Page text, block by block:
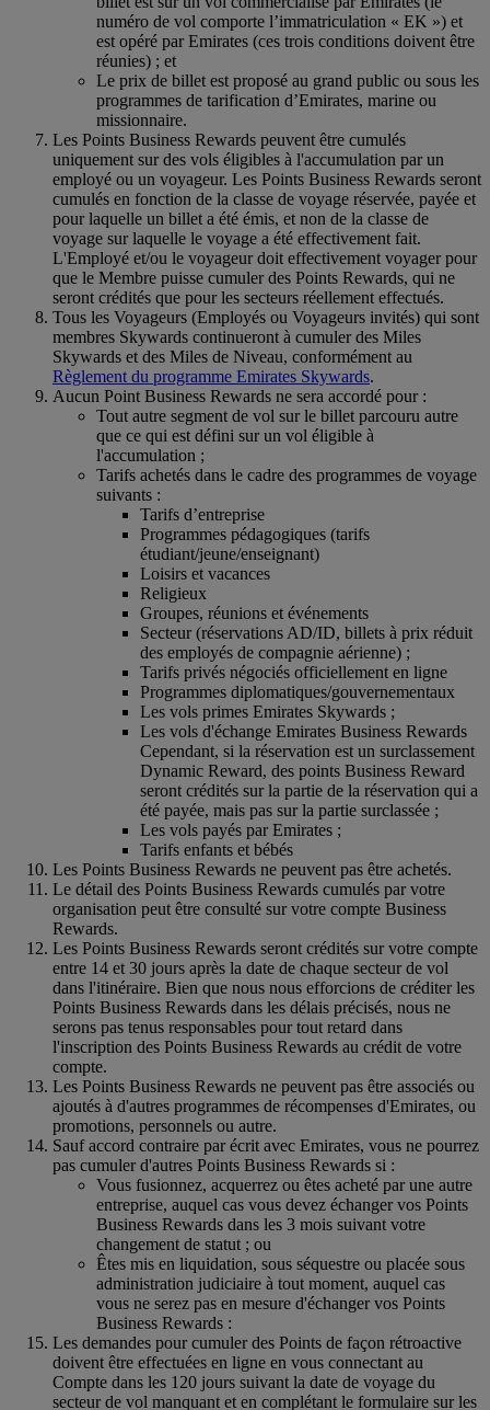
numéro de vol comporte l’immatriculation « EK ») et
est opéré par Emirates (ces trois conditions doivent être
réunies) ; et
Le prix de billet est proposé au grand public ou sous les
programmes de tarification d’Emirates, marine ou
missionnaire.
Les Points Business Rewards peuvent être cumulés
uniquement sur des vols éligibles à l'accumulation par un
employé ou un voyageur. Les Points Business Rewards seront
cumulés en fonction de la classe de voyage réservée, payée et
pour laquelle un billet a été émis, et non de la classe de
voyage sur laquelle le voyage a été effectivement fait.
L'Employé et/ou le voyageur doit effectivement voyager pour
que le Membre puisse cumuler des Points Rewards, qui ne
seront crédités que pour les secteurs réellement effectués.
Tous les Voyageurs (Employés ou Voyageurs invités) qui sont
membres Skywards continueront à cumuler des Miles
Skywards et des Miles de Niveau, conformément au
Règlement du programme Emirates Skywards.
Aucun Point Business Rewards ne sera accordé pour :
Tout autre segment de vol sur le billet parcouru autre
que ce qui est défini sur un vol éligible à
l'accumulation ;
Tarifs achetés dans le cadre des programmes de voyage
suivants :
Tarifs d’entreprise
Programmes pédagogiques (tarifs
étudiant/jeune/enseignant)
Loisirs et vacances
Religieux
Groupes, réunions et événements
Secteur (réservations AD/ID, billets à prix réduit
des employés de compagnie aérienne) ;
Tarifs privés négociés officiellement en ligne
Programmes diplomatiques/gouvernementaux
Les vols primes Emirates Skywards ;
Les vols d'échange Emirates Business Rewards
Cependant, si la réservation est un surclassement
Dynamic Reward, des points Business Reward
seront crédités sur la partie de la réservation qui a
été payée, mais pas sur la partie surclassée ;
Les vols payés par Emirates ;
Tarifs enfants et bébés
Les Points Business Rewards ne peuvent pas être achetés.
Le détail des Points Business Rewards cumulés par votre
organisation peut être consulté sur votre compte Business
Rewards.
Les Points Business Rewards seront crédités sur votre compte
entre 14 et 30 jours après la date de chaque secteur de vol
dans l'itinéraire. Bien que nous nous efforcions de créditer les
Points Business Rewards dans les délais précisés, nous ne
serons pas tenus responsables pour tout retard dans
l'inscription des Points Business Rewards au crédit de votre
compte.
Les Points Business Rewards ne peuvent pas être associés ou
ajoutés à d'autres programmes de récompenses d'Emirates, ou
promotions, personnels ou autre.
Sauf accord contraire par écrit avec Emirates, vous ne pourrez
pas cumuler d'autres Points Business Rewards si :
Vous fusionnez, acquerrez ou êtes acheté par une autre
entreprise, auquel cas vous devez échanger vos Points
Business Rewards dans les 3 mois suivant votre
changement de statut ; ou
Êtes mis en liquidation, sous séquestre ou placée sous
administration judiciaire à tout moment, auquel cas
vous ne serez pas en mesure d'échanger vos Points
Business Rewards :
Les demandes pour cumuler des Points de façon rétroactive
doivent être effectuées en ligne en vous connectant au
Compte dans les 120 jours suivant la date de voyage du
secteur de vol manquant et en complétant le formulaire sur les